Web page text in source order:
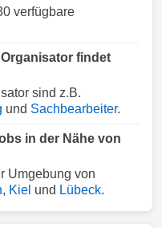
verfügbare
findet
sind z.B.
und Sachbearbeiter.
in der Nähe von
Umgebung von
, Kiel und Lübeck.